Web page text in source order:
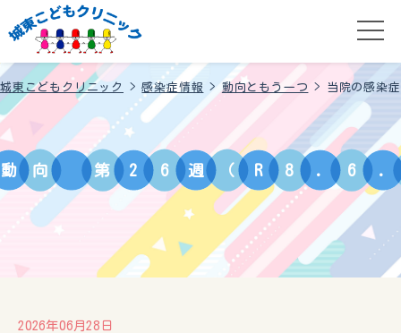
城東こどもクリニック >感染症情報 > 動向ともう一つ > 当院の感染
動 向 第 2 6 週 （ R 8 . 6 .
2026年06月28日